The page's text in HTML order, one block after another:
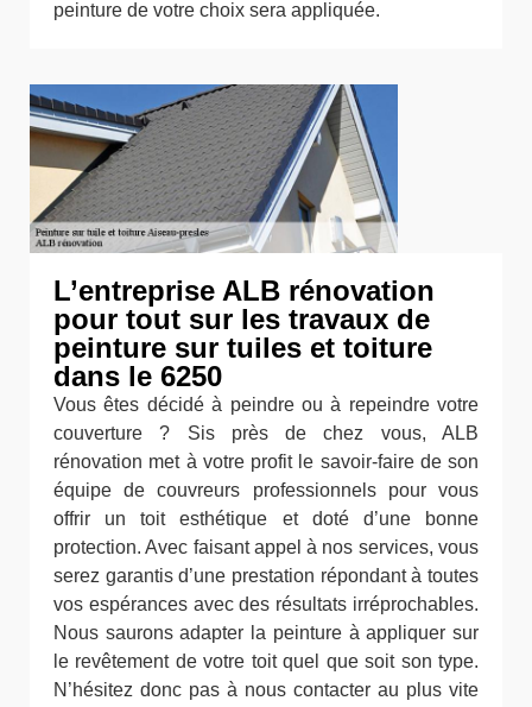
peinture de votre choix sera appliquée.
L’entreprise ALB rénovation
pour tout sur les travaux de
peinture sur tuiles et toiture
dans le 6250
Vous êtes décidé à peindre ou à repeindre votre
couverture ? Sis près de chez vous, ALB
rénovation met à votre profit le savoir-faire de son
équipe de couvreurs professionnels pour vous
offrir un toit esthétique et doté d’une bonne
protection. Avec faisant appel à nos services, vous
serez garantis d’une prestation répondant à toutes
vos espérances avec des résultats irréprochables.
Nous saurons adapter la peinture à appliquer sur
le revêtement de votre toit quel que soit son type.
N’hésitez donc pas à nous contacter au plus vite